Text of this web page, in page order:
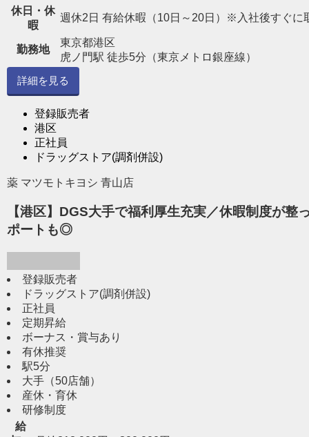
休日・休
暇
週休2日 有給休暇（10日～20日）※入社後すぐに
勤務地
東京都港区
虎ノ門駅 徒歩5分（東京メトロ銀座線）
詳細を見る
登録販売者
港区
正社員
ドラッグストア(調剤併設)
薬 マツモトキヨシ 青山店
【港区】DGS大手で福利厚生充実／休暇制度が
ポートも◎
登録販売者
ドラッグストア(調剤併設)
正社員
定期昇給
ボーナス・賞与あり
有休推奨
駅5分
大手（50店舗）
産休・育休
研修制度
給